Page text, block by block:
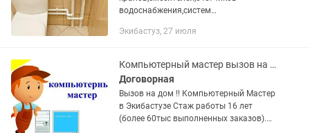
водоснабжения,систем
пластиковые,замена
установка
унитазов,ванн,водонагревателей,устан
овка сан фаянса!!!...
Экибастуз, 27 июля
Компьютерный мастер вызов на дом сервис Андрей Экибастуз программист ремонт
Договорная
Вызов на дом !! Компьютерный Мастер
в Экибастузе Стаж работы 16 лет
(более 60тыс выполненных заказов).